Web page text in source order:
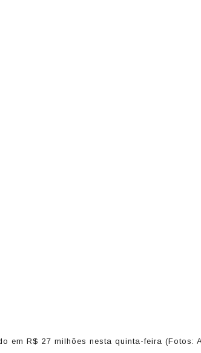
em R$ 27 milhões nesta quinta-feira (Fotos: